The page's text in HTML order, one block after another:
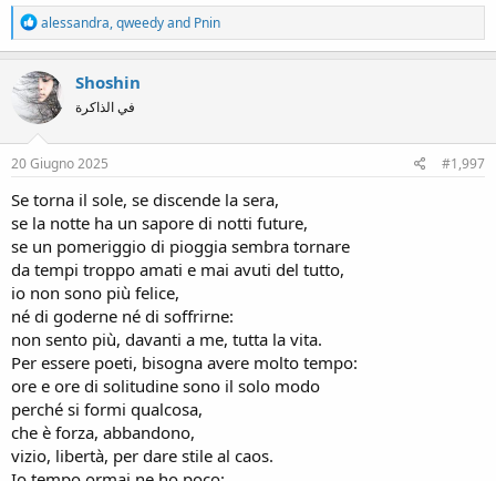
R
e
a
c
t
i
o
n
s
alessandra,qweedyand Pnin
Shoshin
في الذاكرة
20 Giugno 2025 #1,997
Se torna il sole, se discende la sera,
se la notte ha un sapore di notti future,
se un pomeriggio di pioggia sembra tornare
da tempi troppo amati e mai avuti del tutto,
io non sono più felice,
né di goderne né di soffrirne:
non sento più, davanti a me, tutta la vita.
Per essere poeti, bisogna avere molto tempo:
ore e ore di solitudine sono il solo modo
perché si formi qualcosa,
che è forza, abbandono,
vizio, libertà, per dare stile al caos.